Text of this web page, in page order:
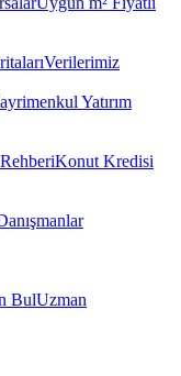
Verilerimiz
Yatırım
Konut Kredisi
BulUzman